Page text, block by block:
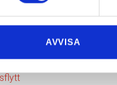
AVVISA
flytthjälp